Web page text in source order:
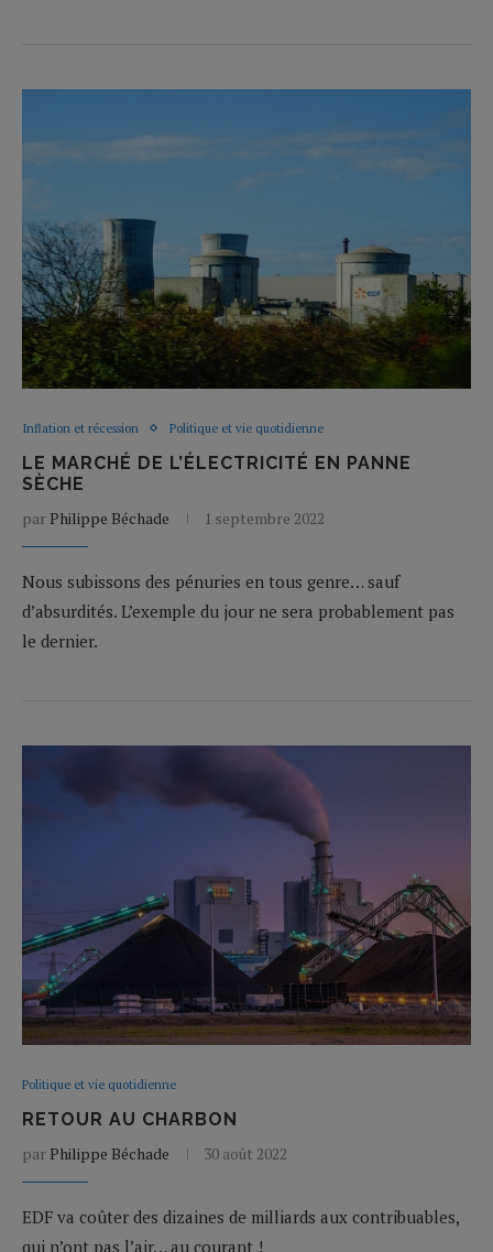
Inflation et récession Politique et vie quotidienne
LE MARCHÉ DE L’ÉLECTRICITÉ EN PANNE
SÈCHE
par Philippe Béchade 1 septembre 2022
Nous subissons des pénuries en tous genre… sauf
d’absurdités. L’exemple du jour ne sera probablement pas
le dernier.
Politique et vie quotidienne
RETOUR AU CHARBON
par Philippe Béchade 30 août 2022
EDF va coûter des dizaines de milliards aux contribuables,
qui n’ont pas l’air… au courant !